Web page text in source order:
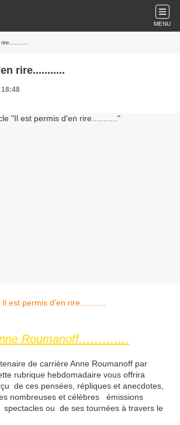
MENU
rire...........
18:48
Roumanoff………….
de carrière Anne Roumanoff par
rubrique hebdomadaire vous offrira
de ces pensées, répliques et anecdotes,
nombreuses et célèbres émissions
spectacles ou de ses tournées à travers le